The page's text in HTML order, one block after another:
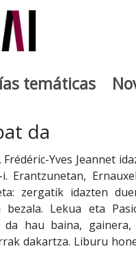
temáticas
da
Yves Jeannet
Erantzunetan,
zergatik idazten
bezala. Lekua eta
da hau baina,
dakartza. Liburu